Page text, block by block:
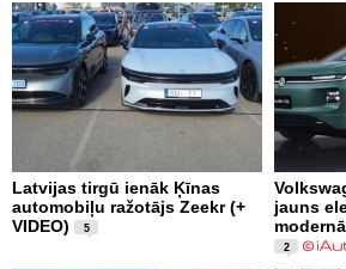
Latvijas tirgū ienāk Ķīnas
automobiļu ražotājs Zeekr (+
VIDEO)
5
jauns
2